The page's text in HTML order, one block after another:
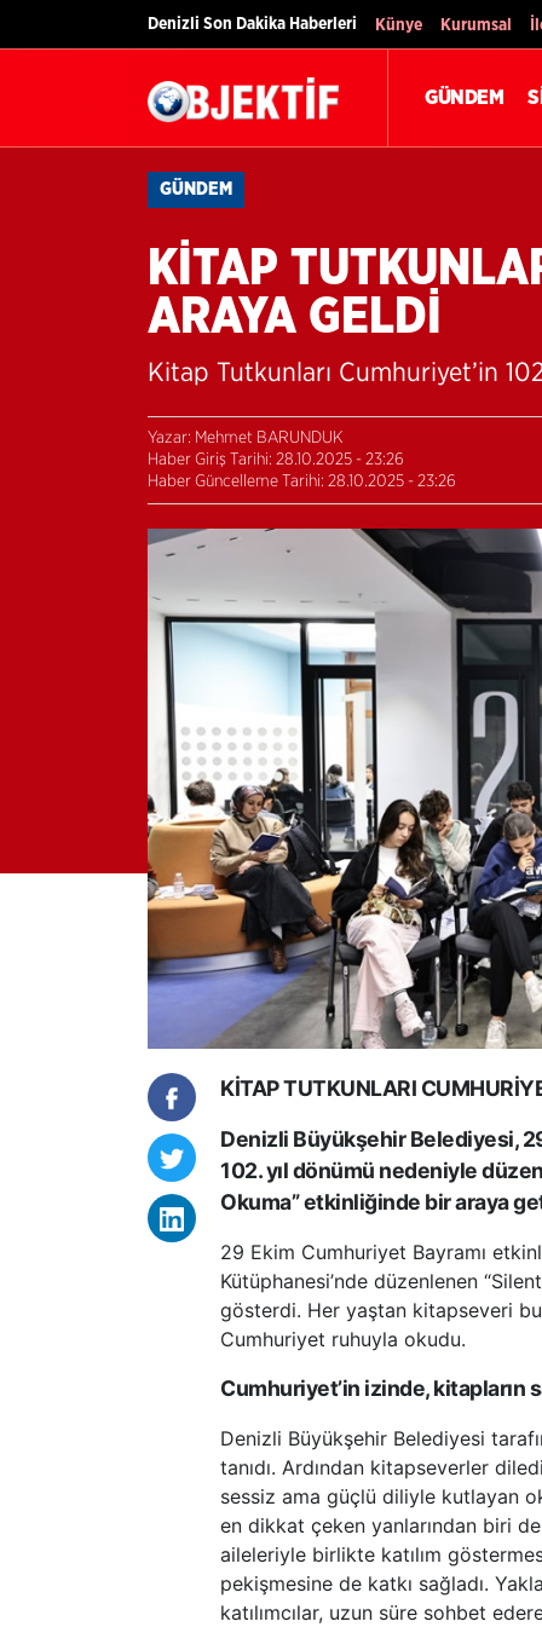
Denizli Son Dakika Haberleri Künye Kurumsal
GÜNDEM
GÜNDEM
KİTAP
ARAYA GELDİ
Kitap Tutkunları Cumhuriyet’in
Yazar: Mehmet BARUNDUK
Haber Giriş Tarihi: 28.10.2025 - 23:26
Haber Güncelleme Tarihi: 28.10.2025 - 23:26
KİTAP TUTKUNLARI
Denizli Büyükşehir Belediyesi,
102. yıl dönümü nedeniyle
Okuma” etkinliğinde bir araya
29 Ekim Cumhuriyet Bayramı
Kütüphanesi’nde düzenlenen
gösterdi. Her yaştan kitapseveri
Cumhuriyet ruhuyla okudu.
Cumhuriyet’in izinde, kitapların
Denizli Büyükşehir Belediyesi
tanıdı. Ardından kitapseverler
sessiz ama güçlü diliyle kutlayan
en dikkat çeken yanlarından biri
aileleriyle birlikte katılım
pekişmesine de katkı sağladı.
katılımcılar, uzun süre sohbet